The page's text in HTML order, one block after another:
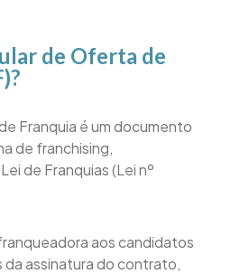
de Oferta de
Franquia é um documento
de franchising,
de Franquias (Lei nº
aos candidatos
assinatura do contrato,